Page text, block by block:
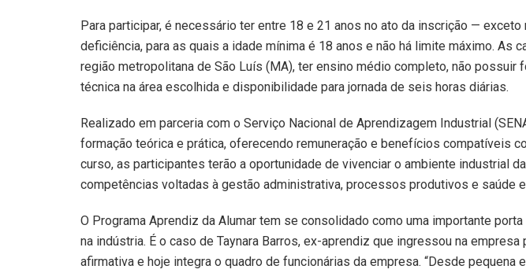
Para participar, é necessário ter entre 18 e 21 anos no ato da inscrição —
deficiência, para as quais a idade mínima é 18 anos e não há limite máximo. As
região metropolitana de São Luís (MA), ter ensino médio completo, não possuir
técnica na área escolhida e disponibilidade para jornada de seis horas diárias.
Realizado em parceria com o Serviço Nacional de Aprendizagem Industrial
formação teórica e prática, oferecendo remuneração e benefícios compatíveis
curso, as participantes terão a oportunidade de vivenciar o ambiente industrial
competências voltadas à gestão administrativa, processos produtivos e saúde
O Programa Aprendiz da Alumar tem se consolidado como uma importante
na indústria. É o caso de Taynara Barros, ex-aprendiz que ingressou na
afirmativa e hoje integra o quadro de funcionárias da empresa. “Desde pequena